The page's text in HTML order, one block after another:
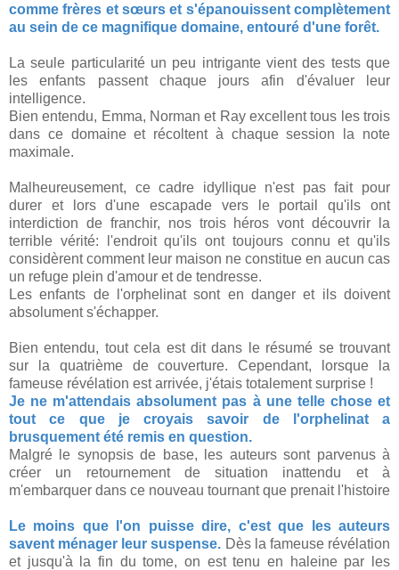
comme frères et sœurs et s'épanouissent complètement
au sein de ce magnifique domaine, entouré d'une forêt.
La seule particularité un peu intrigante vient des tests que
les enfants passent chaque jours afin d'évaluer leur
intelligence.
Bien entendu, Emma, Norman et Ray excellent tous les trois
dans ce domaine et récoltent à chaque session la note
maximale.
Malheureusement, ce cadre idyllique n'est pas fait pour
durer et lors d'une escapade vers le portail qu'ils ont
interdiction de franchir, nos trois héros vont découvrir la
terrible vérité: l'endroit qu'ils ont toujours connu et qu'ils
considèrent comment leur maison ne constitue en aucun cas
un refuge plein d'amour et de tendresse.
Les enfants de l'orphelinat sont en danger et ils doivent
absolument s'échapper.
Bien entendu, tout cela est dit dans le résumé se trouvant
sur la quatrième de couverture. Cependant, lorsque la
fameuse révélation est arrivée, j'étais totalement surprise !
Je ne m'attendais absolument pas à une telle chose et
tout ce que je croyais savoir de l'orphelinat a
brusquement été remis en question.
Malgré le synopsis de base, les auteurs sont parvenus à
créer un retournement de situation inattendu et à
m'embarquer dans ce nouveau tournant que prenait l'histoire
Le moins que l'on puisse dire, c'est que les auteurs
savent ménager leur suspense. Dès la fameuse révélation
et jusqu'à la fin du tome, on est tenu en haleine par les